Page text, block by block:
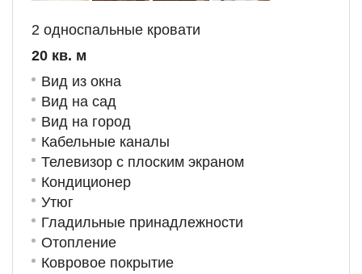
2 односпальные кровати
20 кв. м
Вид из окна
Вид на сад
Вид на город
Кабельные каналы
Телевизор с плоским экраном
Кондиционер
Утюг
Гладильные принадлежности
Отопление
Ковровое покрытие